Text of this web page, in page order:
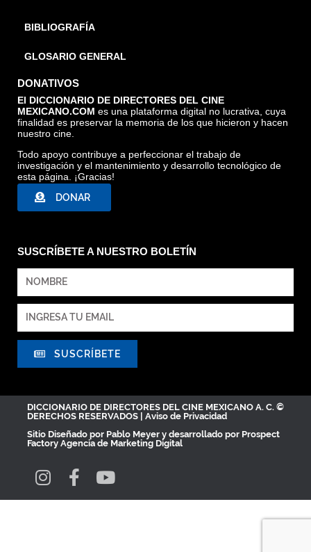
BIBLIOGRAFÍA
GLOSARIO GENERAL
DONATIVOS
El DICCIONARIO DE DIRECTORES DEL CINE
MEXICANO.COM es una plataforma digital no lucrativa, cuya
finalidad es preservar la memoria de los que hicieron y hacen
nuestro cine.
Todo apoyo contribuye a perfeccionar el trabajo de
investigación y el mantenimiento y desarrollo tecnológico de
esta página. ¡Gracias!
DONAR
SUSCRÍBETE A NUESTRO BOLETÍN
SUSCRÍBETE
DICCIONARIO DE DIRECTORES DEL CINE MEXICANO A. C. ©
DERECHOS RESERVADOS | Aviso de Privacidad
Sitio Diseñado por Pablo Meyer y desarrollado por Prospect
Factory Agencia de Marketing Digital